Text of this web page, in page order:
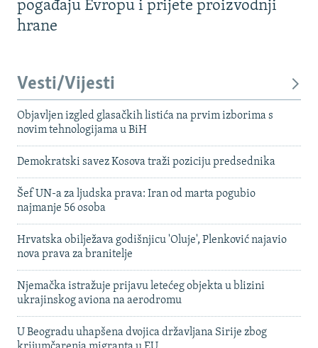
pogađaju Evropu i prijete proizvodnji
hrane
Vesti/Vijesti
Objavljen izgled glasačkih listića na prvim izborima s
novim tehnologijama u BiH
Demokratski savez Kosova traži poziciju predsednika
Šef UN-a za ljudska prava: Iran od marta pogubio
najmanje 56 osoba
Hrvatska obilježava godišnjicu 'Oluje', Plenković najavio
nova prava za branitelje
Njemačka istražuje prijavu letećeg objekta u blizini
ukrajinskog aviona na aerodromu
U Beogradu uhapšena dvojica državljana Sirije zbog